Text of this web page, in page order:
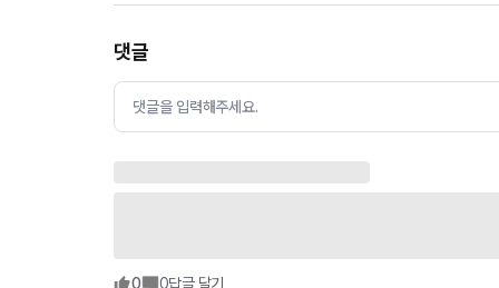
댓글
댓글을 입력해주세요.
0 0답글 달기